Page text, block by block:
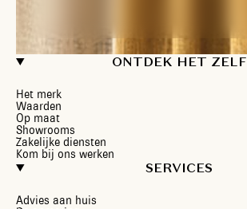
ONTDEK HET ZELF
Het merk
Waarden
Op maat
Showrooms
Zakelijke diensten
Kom bij ons werken
SERVICES
Advies aan huis